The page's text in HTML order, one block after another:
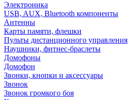
Электроника
USB, AUX, Bluetooth компоненты
Антенны
Карты памяти, флешки
Пульты дистанционного управления
Наушники, фитнес-браслеты
Домофоны
Домофон
Звонки, кнопки и аксессуары
Звонок
Звонок громкого боя